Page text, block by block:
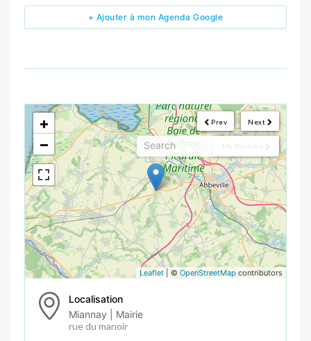
+ Ajouter à mon Agenda Google
Next
Prev
My Position
<!---->
+
−
Leaflet | © OpenStreetMap contributors
Localisation
Miannay | Mairie
rue du manoir